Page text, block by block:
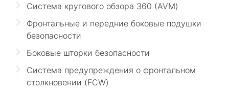
Система кругового обзора 360 (AVM)
Фронтальные и передние боковые подушки
безопасности
Боковые шторки безопасности
Система предупреждения о фронтальном
столкновении (FCW)